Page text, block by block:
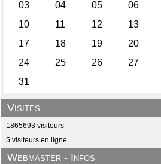
Visites
1865693 visiteurs
5 visiteurs en ligne
Webmaster - Infos